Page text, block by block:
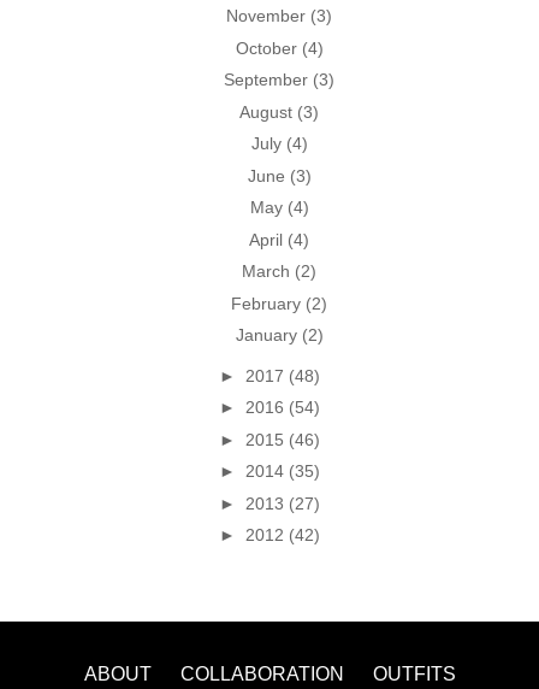
November (3)
October (4)
September (3)
August (3)
July (4)
June (3)
May (4)
April (4)
March (2)
February (2)
January (2)
► 2017 (48)
► 2016 (54)
► 2015 (46)
► 2014 (35)
► 2013 (27)
► 2012 (42)
ABOUT COLLABORATION OUTFITS